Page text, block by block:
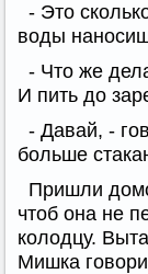
- Это
воды
- Что же
И пить до
- Давай, -
больше
Пришли
чтоб она не
колодцу.
Мишка